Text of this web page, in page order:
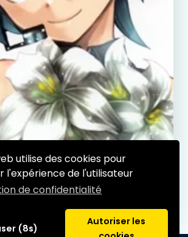
utilise des cookies pour
l'expérience de l'utilisateur
de confidentialité
(8s)
Autoriser les